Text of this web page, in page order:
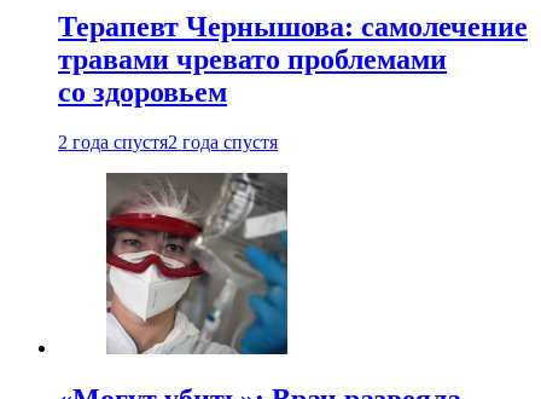
Терапевт Чернышова: самолечение
травами чревато проблемами
со здоровьем
2 года спустя2 года спустя